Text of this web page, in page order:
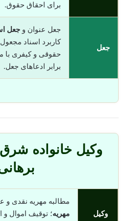
برای احقاق حقوق.
جعل
جعل عنوان و جعل
کاربرد اسناد
حقوقی و کیفری با
برابر ادعاهای جعل.
وکیل خانواده
وکیل
مطالبه مهریه نقدی و
مهریه؛ توقیف اموال و